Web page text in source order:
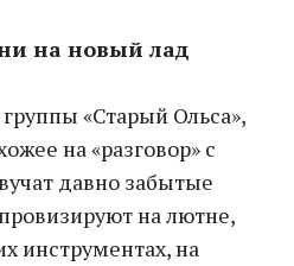
на новый лад
«Старый Ольса»,
на «разговор» с
давно забытые
на лютне,
инструментах, на